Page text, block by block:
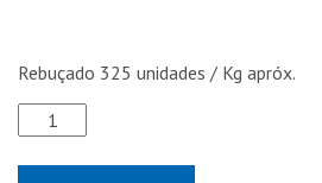
Rebuçado 325 unidades / Kg apróx.